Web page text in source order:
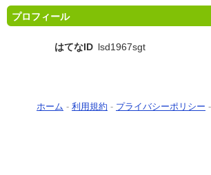
プロフィール
はてなID lsd1967sgt
ホーム - 利用規約 - プライバシーポリシー -